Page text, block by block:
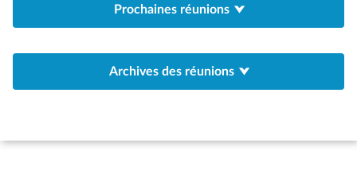
Prochaines réunions
Archives des réunions